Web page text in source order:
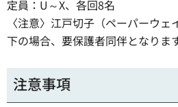
定員：U～X、各回8名
〈注意〉江戸切子（ペーパーウ
下の場合、要保護者同伴となります
注意事項